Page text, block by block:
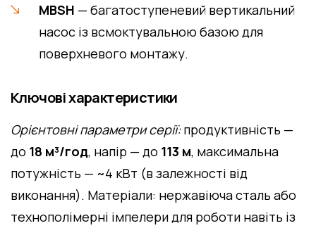
MBSH — багатоступеневий вертикальний
насос із всмоктувальною базою для
поверхневого монтажу.
Ключові характеристики
Орієнтовні параметри серії:продуктивність —
до 18 м³/год, напір — до 113 м, максимальна
потужність — ~4 кВт (в залежності від
виконання). Матеріали: нержавіюча сталь або
технополімерні імпелери для роботи навіть із